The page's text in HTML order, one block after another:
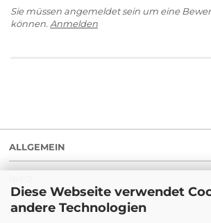
Diese Webseite verwendet
andere Technologien
Sie müssen angemeldet sein um eine
können. Anmelden
ALLGEMEIN
RECHT